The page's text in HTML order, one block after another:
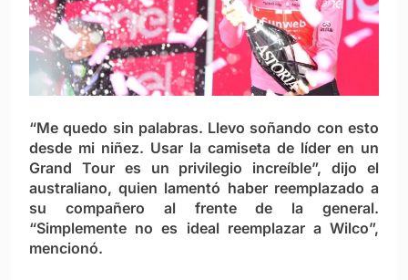
“Me quedo sin palabras. Llevo soñando con esto
desde mi niñez. Usar la camiseta de líder en un
Grand Tour es un privilegio increíble”, dijo el
australiano, quien lamentó haber reemplazado a
su compañero al frente de la general.
“Simplemente no es ideal reemplazar a Wilco”,
mencionó.